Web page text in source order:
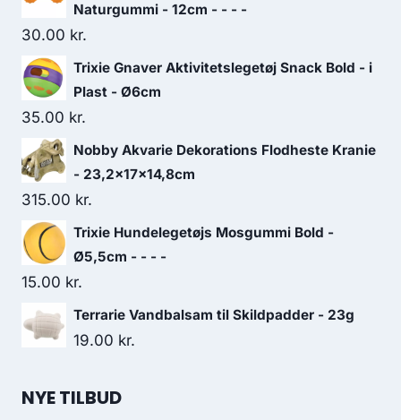
Naturgummi - 12cm - - - -
30.00 kr.
Trixie Gnaver Aktivitetslegetøj Snack Bold - i
Plast - Ø6cm
35.00 kr.
Nobby Akvarie Dekorations Flodheste Kranie
- 23,2x17x14,8cm
315.00 kr.
Trixie Hundelegetøjs Mosgummi Bold -
Ø5,5cm - - - -
15.00 kr.
Terrarie Vandbalsam til Skildpadder - 23g
19.00 kr.
NYE TILBUD